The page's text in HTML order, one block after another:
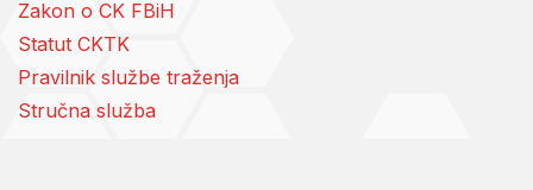
Zakon o CK FBiH
Statut CKTK
Pravilnik službe traženja
Stručna služba